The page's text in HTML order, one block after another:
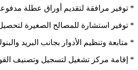
* توفير مرافقة لتقديم أوراق عطلة
* توفير استشارة للمصالح الصغيرة
* متابعة وتنظيم الأدوار بجانب البريد
* إقامة مركز تشغيل لتسجيل وتصنيف